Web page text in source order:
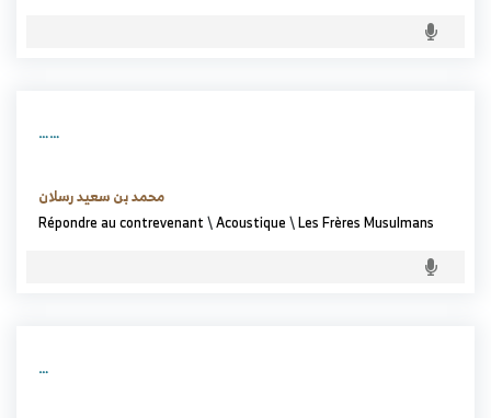
……
محمد بن سعيد رسلان
Répondre au contrevenant\Acoustique\Les Frères Musulmans
…